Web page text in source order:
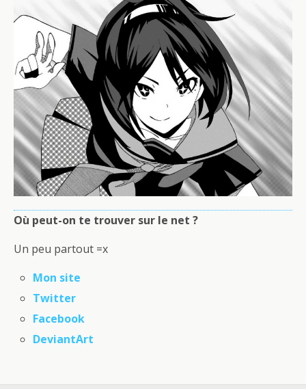
Où peut-on te trouver sur le net ?
Un peu partout =x
Mon site
Twitter
Facebook
DeviantArt